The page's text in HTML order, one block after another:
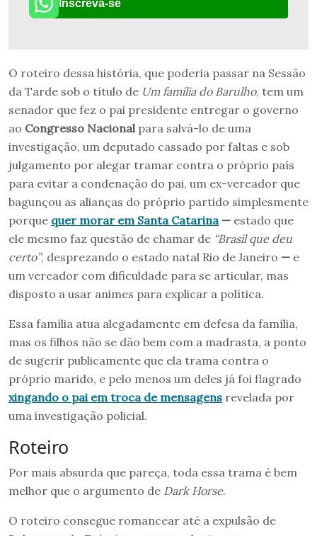
Inscreva-se
O roteiro dessa história, que poderia passar na Sessão
da Tarde sob o título de Um família do Barulho, tem um
senador que fez o pai presidente entregar o governo
ao Congresso Nacionalpara salvá-lo de uma
investigação, um deputado cassado por faltas e sob
julgamento por alegar tramar contra o próprio país
para evitar a condenação do pai, um ex-vereador que
bagunçou as alianças do próprio partido simplesmente
porque quer morar em Santa Catarina — estado que
ele mesmo faz questão de chamar de “Brasil que deu
certo”, desprezando o estado natal Rio de Janeiro — e
um vereador com dificuldade para se articular, mas
disposto a usar animes para explicar a política.
Essa família atua alegadamente em defesa da família,
mas os filhos não se dão bem com a madrasta, a ponto
de sugerir publicamente que ela trama contra o
próprio marido, e pelo menos um deles já foi flagrado
xingando o pai em troca de mensagens revelada por
uma investigação policial.
Roteiro
Por mais absurda que pareça, toda essa trama é bem
melhor que o argumento de Dark Horse.
O roteiro consegue romancear até a expulsão de